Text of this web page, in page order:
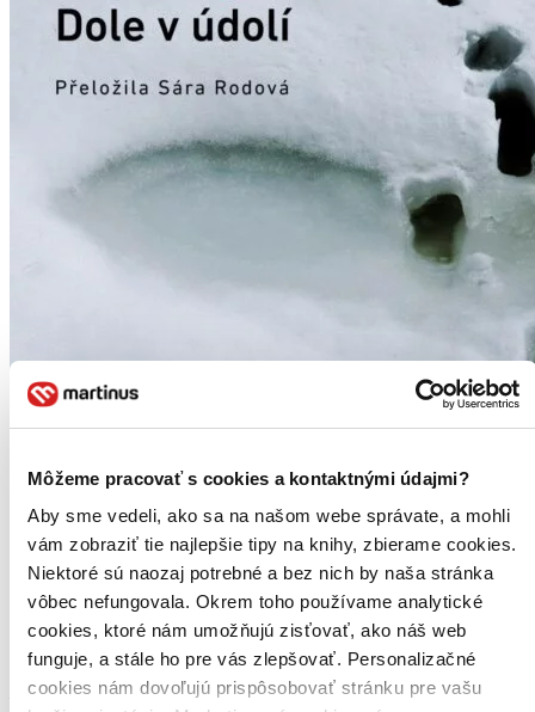
Môžeme pracovať s cookies a kontaktnými údajmi?
Aby sme vedeli, ako sa na našom webe správate, a mohli
vám zobraziť tie najlepšie tipy na knihy, zbierame cookies.
Niektoré sú naozaj potrebné a bez nich by naša stránka
vôbec nefungovala. Okrem toho používame analytické
cookies, ktoré nám umožňujú zisťovať, ako náš web
funguje, a stále ho pre vás zlepšovať. Personalizačné
cookies nám dovoľujú prispôsobovať stránku pre vašu
Dole v údolí (český jazyk)
CZ
Paolo Cognetti
Martinusáčka odporúča5